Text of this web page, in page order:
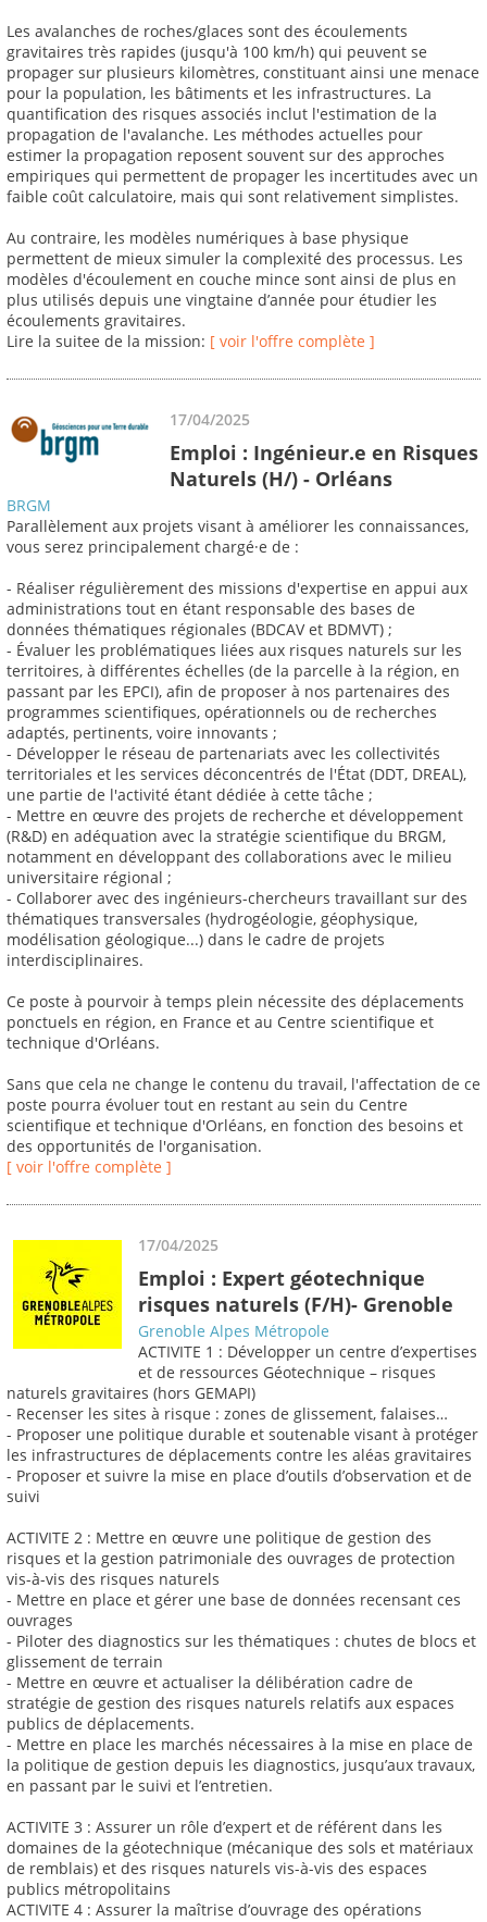
Les avalanches de roches/glaces sont des écoulements
gravitaires très rapides (jusqu'à 100 km/h) qui peuvent se
propager sur plusieurs kilomètres, constituant ainsi une menace
pour la population, les bâtiments et les infrastructures. La
quantification des risques associés inclut l'estimation de la
propagation de l'avalanche. Les méthodes actuelles pour
estimer la propagation reposent souvent sur des approches
empiriques qui permettent de propager les incertitudes avec un
faible coût calculatoire, mais qui sont relativement simplistes.
Au contraire, les modèles numériques à base physique
permettent de mieux simuler la complexité des processus. Les
modèles d'écoulement en couche mince sont ainsi de plus en
plus utilisés depuis une vingtaine d’année pour étudier les
écoulements gravitaires.
Lire la suitee de la mission: [ voir l'offre complète ]
17/04/2025
Emploi : Ingénieur.e en Risques
Naturels (H/) - Orléans
BRGM
Parallèlement aux projets visant à améliorer les connaissances,
vous serez principalement chargé·e de :
- Réaliser régulièrement des missions d'expertise en appui aux
administrations tout en étant responsable des bases de
données thématiques régionales (BDCAV et BDMVT) ;
- Évaluer les problématiques liées aux risques naturels sur les
territoires, à différentes échelles (de la parcelle à la région, en
passant par les EPCI), afin de proposer à nos partenaires des
programmes scientifiques, opérationnels ou de recherches
adaptés, pertinents, voire innovants ;
- Développer le réseau de partenariats avec les collectivités
territoriales et les services déconcentrés de l'État (DDT, DREAL),
une partie de l'activité étant dédiée à cette tâche ;
- Mettre en œuvre des projets de recherche et développement
(R&D) en adéquation avec la stratégie scientifique du BRGM,
notamment en développant des collaborations avec le milieu
universitaire régional ;
- Collaborer avec des ingénieurs-chercheurs travaillant sur des
thématiques transversales (hydrogéologie, géophysique,
modélisation géologique...) dans le cadre de projets
interdisciplinaires.
Ce poste à pourvoir à temps plein nécessite des déplacements
ponctuels en région, en France et au Centre scientifique et
technique d'Orléans.
Sans que cela ne change le contenu du travail, l'affectation de ce
poste pourra évoluer tout en restant au sein du Centre
scientifique et technique d'Orléans, en fonction des besoins et
des opportunités de l'organisation.
[ voir l'offre complète ]
17/04/2025
Emploi : Expert géotechnique
risques naturels (F/H)- Grenoble
Grenoble Alpes Métropole
ACTIVITE 1 : Développer un centre d’expertises
et de ressources Géotechnique – risques
naturels gravitaires (hors GEMAPI)
- Recenser les sites à risque : zones de glissement, falaises…
- Proposer une politique durable et soutenable visant à protéger
les infrastructures de déplacements contre les aléas gravitaires
- Proposer et suivre la mise en place d’outils d’observation et de
suivi
ACTIVITE 2 : Mettre en œuvre une politique de gestion des
risques et la gestion patrimoniale des ouvrages de protection
vis-à-vis des risques naturels
- Mettre en place et gérer une base de données recensant ces
ouvrages
- Piloter des diagnostics sur les thématiques : chutes de blocs et
glissement de terrain
- Mettre en œuvre et actualiser la délibération cadre de
stratégie de gestion des risques naturels relatifs aux espaces
publics de déplacements.
- Mettre en place les marchés nécessaires à la mise en place de
la politique de gestion depuis les diagnostics, jusqu’aux travaux,
en passant par le suivi et l’entretien.
ACTIVITE 3 : Assurer un rôle d’expert et de référent dans les
domaines de la géotechnique (mécanique des sols et matériaux
de remblais) et des risques naturels vis-à-vis des espaces
publics métropolitains
ACTIVITE 4 : Assurer la maîtrise d’ouvrage des opérations